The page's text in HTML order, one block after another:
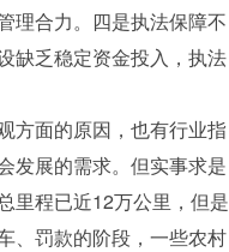
理合力。四是执法保障不
缺乏稳定资金投入，执法
方面的原因，也有行业指
发展的需求。但实事求是
里程已近12万公里，但是
、罚款的阶段，一些农村